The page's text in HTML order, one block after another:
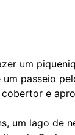
um
passeio
e
um lago de